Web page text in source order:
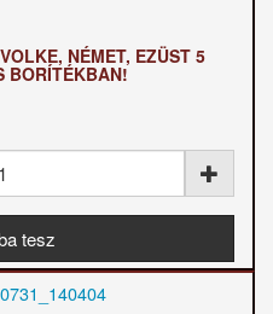
NÉMET, EZÜST 5
BORÍTÉKBAN!